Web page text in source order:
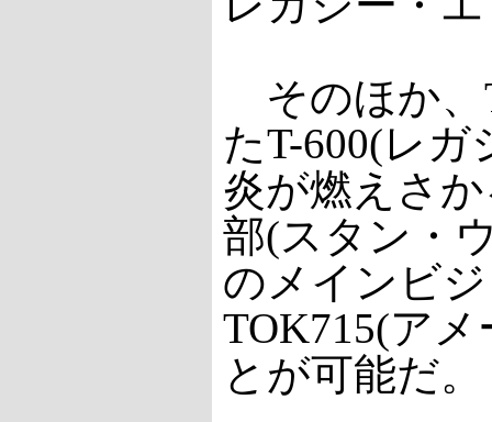
そのほか、
たT-600(レ
炎が燃えさ
部(スタン・
のメインビ
TOK715(ア
とが可能だ。